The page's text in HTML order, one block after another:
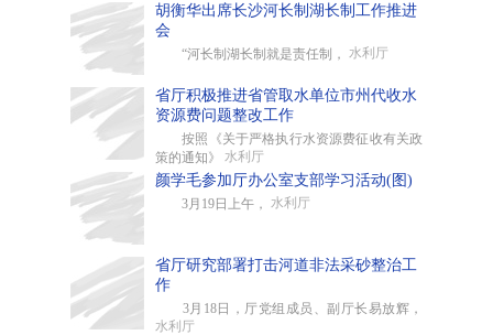
胡衡华出席长沙河长制湖长制工作推进
会
“河长制湖长制就是责任制， 水利厅
省厅积极推进省管取水单位市州代收水
资源费问题整改工作
按照《关于严格执行水资源费征收有关政
策的通知》 水利厅
颜学毛参加厅办公室支部学习活动(图)
3月19日上午， 水利厅
省厅研究部署打击河道非法采砂整治工
作
3月18日，厅党组成员、副厅长易放辉，
水利厅